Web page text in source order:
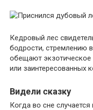
Кедровый лес
бодрости, стремлению
обещают экзотическое
или заинтересованных
Видели сказку
Когда во сне